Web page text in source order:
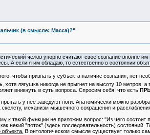
(в смысле: Масса)?"
челов упорно считают свое сознание вполне
А если я им обладаю, то естественно в состоянии
чтобы признать у субъекта наличие сознания, нет
лягушка никогда не прыгнет на высоту 10 метров, а
вникнуть в суть вопроса. Спросим себя: что есть
у нее заведуют ноги. Анатомически можно
механизм мышечного сокращения и
к такой функции не приложим вопрос: "Из чего
некий "поток" (здесь последовательность) состояний.
В онтологическом смысле существует только